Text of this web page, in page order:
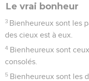
Le vrai bonheur
3 Bienheureux sont les
des cieux est à eux.
4 Bienheureux sont
consolés.
5 Bienheureux sont les